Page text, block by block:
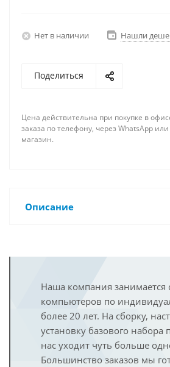
Нет в наличии Нашли
Поделиться
Цена действительна при покупке в
заказа по телефону, через WhatsApp
магазин.
Описание
Наша компания занимается
компьютеров по
более 20 лет. На сборку,
установку базового набора
нас уходит чуть больше
Большинство заказов мы